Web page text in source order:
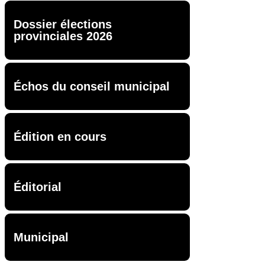
Dossier élections
provinciales 2026
Échos du conseil municipal
Édition en cours
Éditorial
Municipal